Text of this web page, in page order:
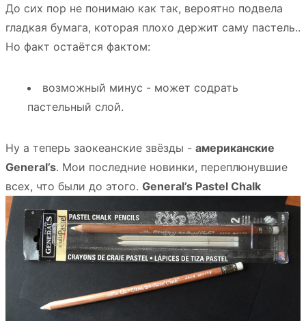
До сих пор не понимаю как так, вероятно подвела
гладкая бумага, которая плохо держит саму пастель..
Но факт остаётся фактом:
возможный минус - может содрать
пастельный слой.
Ну а теперь заокеанские звёзды - американские
General’s. Мои последние новинки, переплюнувшие
всех, что были до этого. General’s Pastel Chalk